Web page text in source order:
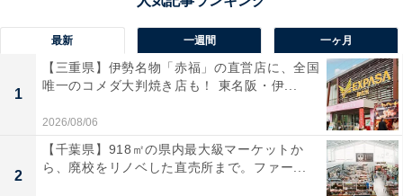
最新 一週間 一ヶ月
1
【三重県】伊勢名物「赤福」の直営店に、全国
唯一のコメダ大判焼き店も！ 東名阪・伊...
2026/08/06
2
【千葉県】918㎡の県内最大級マーケットか
ら、廃校をリノベした直売所まで。ファー...